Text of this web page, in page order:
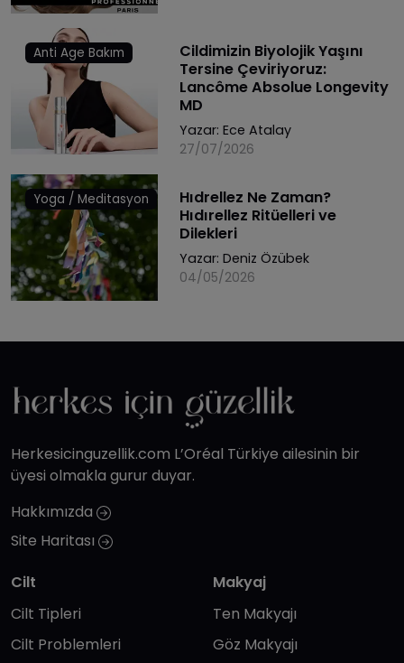
Anti Age Bakım
Cildimizin Biyolojik Yaşını
Tersine Çeviriyoruz:
Lancôme Absolue Longevity
MD
Yazar: Ece Atalay
27/07/2026
Yoga / Meditasyon
Hıdrellez Ne Zaman?
Hıdırellez Ritüelleri ve
Dilekleri
Yazar: Deniz Özübek
04/05/2026
Herkesicinguzellik.com L’Oréal Türkiye ailesinin bir
üyesi olmakla gurur duyar.
Hakkımızda
Site Haritası
Cilt
Cilt Tipleri
Cilt Problemleri
Makyaj
Ten Makyajı
Göz Makyajı